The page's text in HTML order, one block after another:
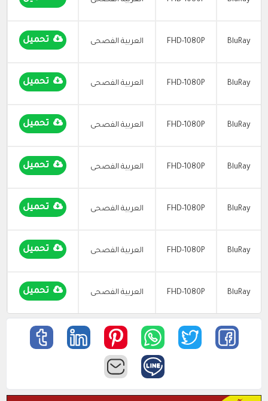
BluRay
FHD-1080P العربية الفصحى تحميل
BluRay
FHD-1080P العربية الفصحى تحميل
BluRay
FHD-1080P العربية الفصحى تحميل
BluRay
FHD-1080P العربية الفصحى تحميل
BluRay
FHD-1080P العربية الفصحى تحميل
BluRay
FHD-1080P العربية الفصحى تحميل
BluRay
FHD-1080P العربية الفصحى تحميل